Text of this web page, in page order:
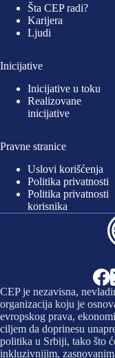
Šta CEP radi?
Karijera
Ljudi
Inicijative
Inicijative u toku
Realizovane
inicijative
Pravne stranice
Uslovi korišćenja
Politika privatnosti
Politika privatnosti
korisnika
CEP je nezavisna,
organizacija koju je
evropskog prava,
ciljem da doprinesu
politika u Srbiji, tako što
inkluzivnijim,